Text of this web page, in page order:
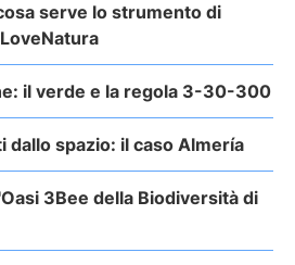
serve lo strumento di
il verde e la regola 3-30-300
dallo spazio: il caso Almería
3Bee della Biodiversità di